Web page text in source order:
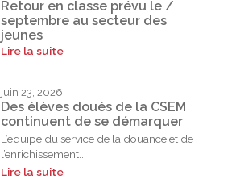
Retour en classe prévu le /
septembre au secteur des
jeunes
Lire la suite
juin 23, 2026
Des élèves doués de la CSEM
continuent de se démarquer
L’équipe du service de la douance et de
l’enrichissement...
Lire la suite